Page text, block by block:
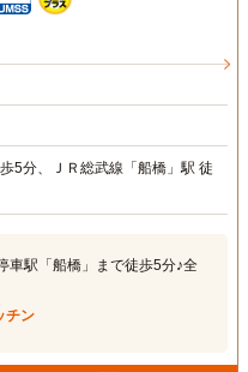
5分、ＪＲ総武線「船橋」駅 徒
車駅「船橋」まで徒歩5分♪全
チン